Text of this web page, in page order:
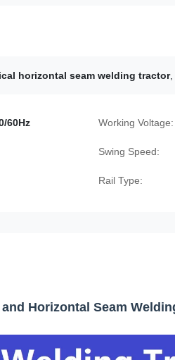
horizontal seam welding tractor,
60Hz Working Voltage:
Swing Speed:
Rail Type:
Horizontal Seam